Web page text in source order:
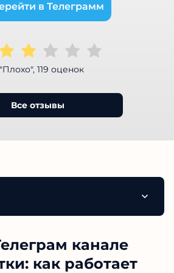
Телеграмм
"Плохо", 119 оценок
Все отзывы
канале
как работает